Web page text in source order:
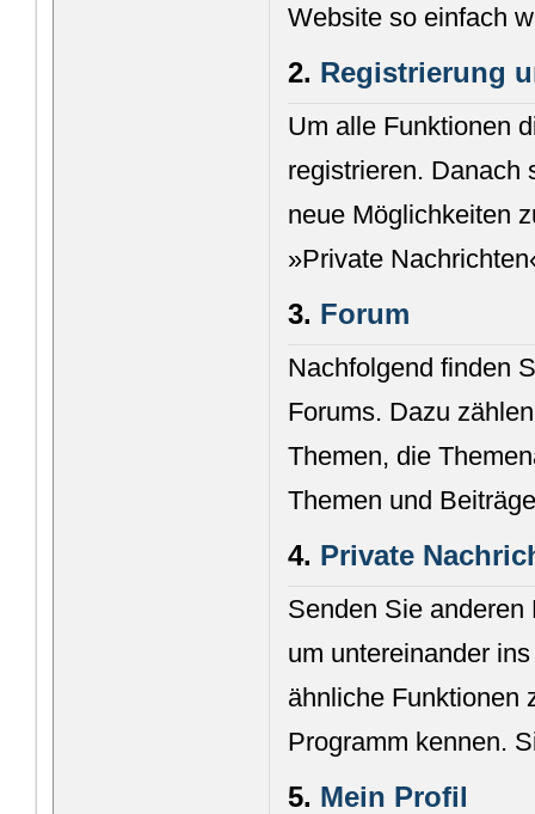
Website so einfach
2. Registrierung
Um alle Funktionen
registrieren. Danach
neue Möglichkeiten
»Private
3. Forum
Nachfolgend finden
Forums. Dazu
Themen, die
Themen und
4. Private
Senden Sie
um untereinander
ähnliche Funktionen
Programm kennen.
5. Mein Profil